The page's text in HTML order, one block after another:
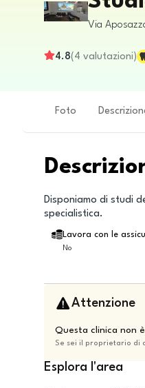
Via
4.8( 4 valutazioni)
Foto
Disponiamo di studi
specialistica.
Lavora con le
No
Attenzione
Questa clinica non
Se sei il proprietario di
Esplora l'area